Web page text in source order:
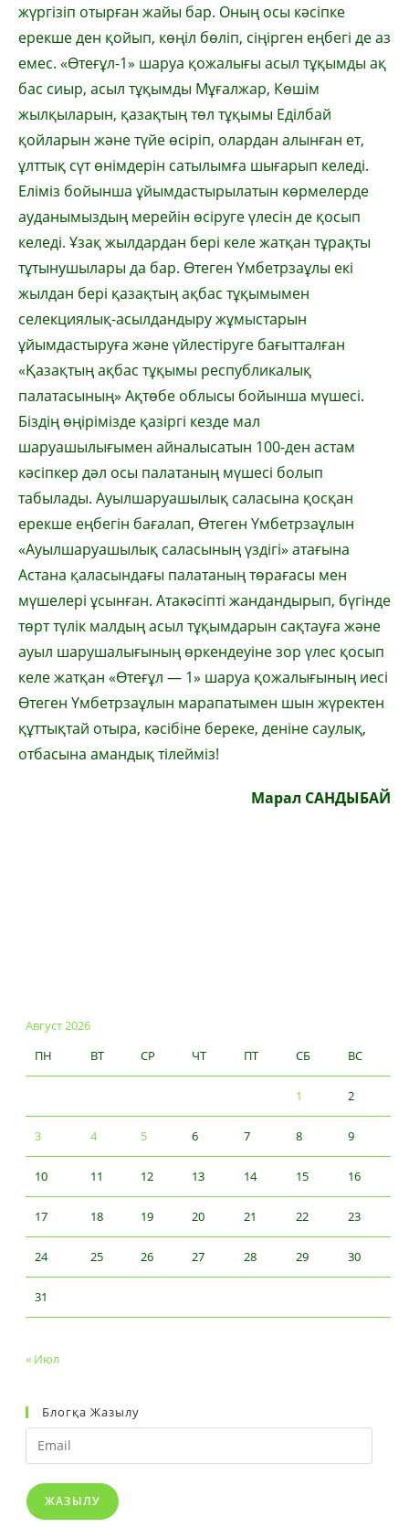
жүргізіп отырған жайы бар. Оның осы кәсіпке
ерекше ден қойып, көңіл бөліп, сіңірген еңбегі де аз
емес. «Өтеғұл-1» шаруа қожалығы асыл тұқымды ақ
бас сиыр, асыл тұқымды Мұғалжар, Көшім
жылқыларын, қазақтың төл тұқымы Еділбай
қойларын және түйе өсіріп, олардан алынған ет,
ұлттық сүт өнімдерін сатылымға шығарып келеді.
Еліміз бойынша ұйымдастырылатын көрмелерде
ауданымыздың мерейін өсіруге үлесін де қосып
келеді. Ұзақ жылдардан бері келе жатқан тұрақты
тұтынушылары да бар. Өтеген Үмбетрзаұлы екі
жылдан бері қазақтың ақбас тұқымымен
селекциялық-асылдандыру жұмыстарын
ұйымдастыруға және үйлестіруге бағытталған
«Қазақтың ақбас тұқымы республикалық
палатасының» Ақтөбе облысы бойынша мүшесі.
Біздің өңірімізде қазіргі кезде мал
шаруашылығымен айналысатын 100-ден астам
кәсіпкер дәл осы палатаның мүшесі болып
табылады. Ауылшаруашылық саласына қосқан
ерекше еңбегін бағалап, Өтеген Үмбетрзаұлын
«Ауылшаруашылық саласының үздігі» атағына
Астана қаласындағы палатаның төрағасы мен
мүшелері ұсынған. Атакәсіпті жандандырып, бүгінде
төрт түлік малдың асыл тұқымдарын сақтауға және
ауыл шарушалығының өркендеуіне зор үлес қосып
келе жатқан «Өтеғұл — 1» шаруа қожалығының иесі
Өтеген Үмбетрзаұлын марапатымен шын жүректен
құттықтай отыра, кәсібіне береке, деніне саулық,
отбасына амандық тілейміз!
Марал САНДЫБАЙ
Август 2026
ПН
ВТ СР ЧТ ПТ СБ ВС
1 2
3 4 5 6 7 8 9
10 11 12 13 14 15 16
17 18 19 20 21 22 23
24 25 26 27 28 29 30
31
« Июл
Блогқа Жазылу
Email
ЖАЗЫЛУ